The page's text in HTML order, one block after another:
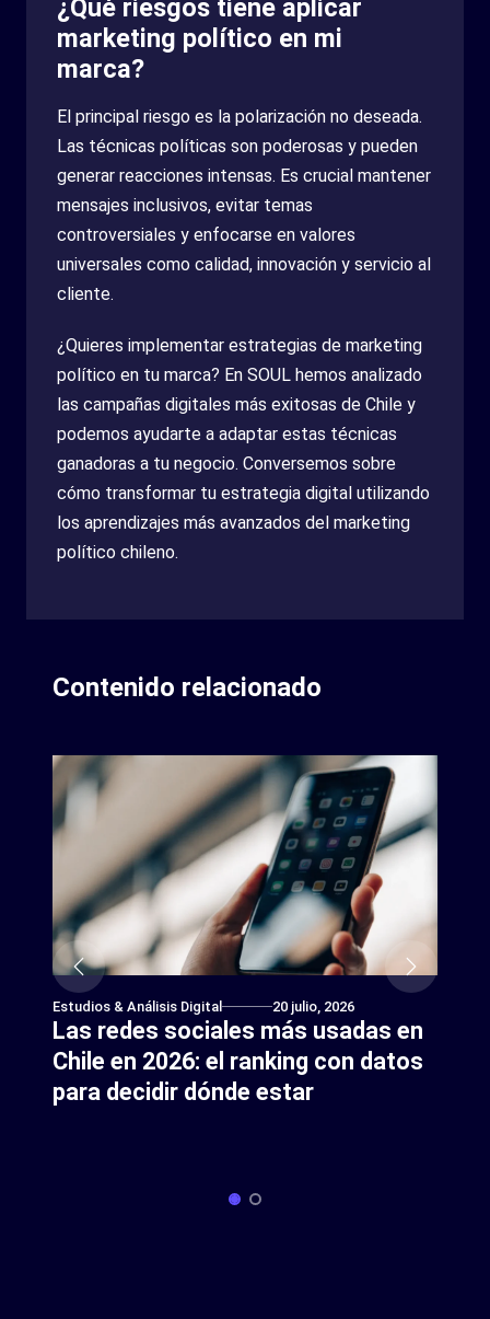
¿Qué riesgos tiene aplicar
marketing político en mi
marca?
El principal riesgo es la polarización no deseada.
Las técnicas políticas son poderosas y pueden
generar reacciones intensas. Es crucial mantener
mensajes inclusivos, evitar temas
controversiales y enfocarse en valores
universales como calidad, innovación y servicio al
cliente.
¿Quieres implementar estrategias de marketing
político en tu marca? En SOUL hemos analizado
las campañas digitales más exitosas de Chile y
podemos ayudarte a adaptar estas técnicas
ganadoras a tu negocio. Conversemos sobre
cómo transformar tu estrategia digital utilizando
los aprendizajes más avanzados del marketing
político chileno.
Contenido relacionado
Estudios & Análisis Digital 20 julio, 2026
Las redes sociales más usadas en
Chile en 2026: el ranking con datos
para decidir dónde estar